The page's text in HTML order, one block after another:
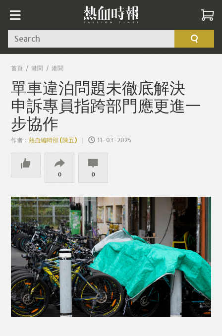
Search
首頁 港聞 港聞
單車違泊問題未徹底解決
申訴專員指跨部門應更進一
步協作
作者：熱血編輯部 (陳五) 11-03-2025
0 0